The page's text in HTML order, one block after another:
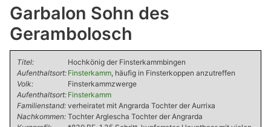
Garbalon Sohn des
Gerambolosch
Titel:
Hochkönig der Finsterkammbingen
Aufenthaltsort: Finsterkamm, häufig in Finsterkoppen anzutreffen
Volk:
Finsterkammzwerge
Aufenthaltsort: Finsterkamm
Familienstand: verheiratet mit Angrarda Tochter der Aurrixa
Nachkommen: Tochter Arglescha Tochter der Angrarda